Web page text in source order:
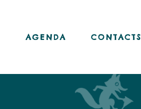
AGENDA CONTACTS